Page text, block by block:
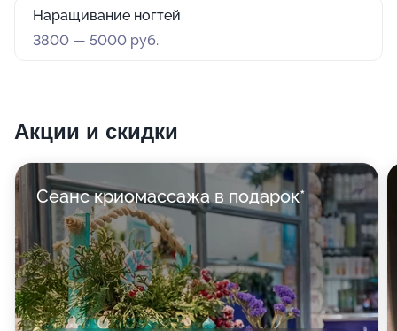
Наращивание ногтей
3800 — 5000 руб.
Акции и скидки
Сеанс криомассажа в подарок*